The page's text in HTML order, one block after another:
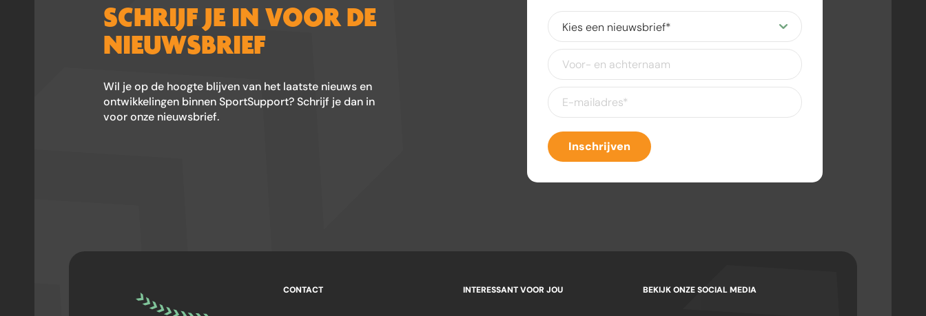
SCHRIJF JE IN VOOR DE
NIEUWSBRIEF
Wil je op de hoogte blijven van het laatste nieuws en
ontwikkelingen binnen SportSupport? Schrijf je dan in
voor onze nieuwsbrief.
Kies
een
nieuwsbrief(Vereist)
Voor-
en
achternaam
E-
mailadres(Vereist)
Inschrijven
CONTACT INTERESSANT VOOR JOU BEKIJK ONZE SOCIAL MEDIA